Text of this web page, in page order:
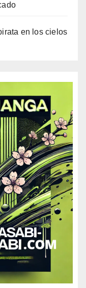
en los cielos